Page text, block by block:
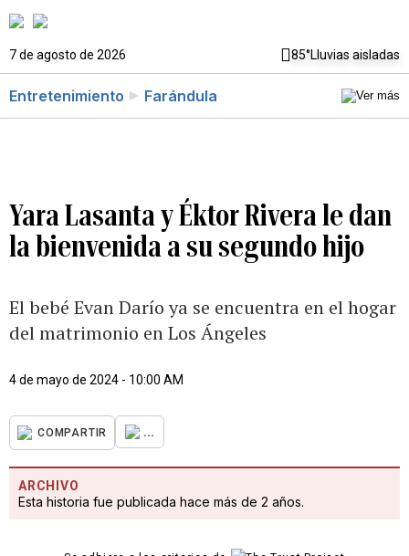
7 de agosto de 2026 85°Lluvias aisladas
Entretenimiento Farándula
Yara Lasanta y Éktor Rivera le dan
la bienvenida a su segundo hijo
El bebé Evan Darío ya se encuentra en el hogar
del matrimonio en Los Ángeles
4 de mayo de 2024 - 10:00 AM
COMPARTIR ...
ARCHIVO
Esta historia fue publicada hace más de 2 años.